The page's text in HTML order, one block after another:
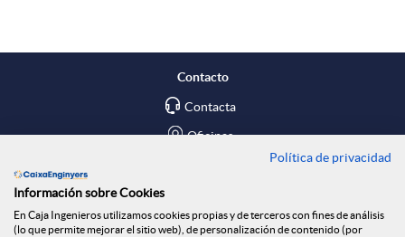
n
R
p
i
o
ó
Contacto
Contacta
Oficinas
Blog
Política de privacidad
Información sobre Cookies
En Caja Ingenieros utilizamos cookies propias y de terceros con fines de análisis
(lo que permite mejorar el sitio web), de personalización de contenido (por